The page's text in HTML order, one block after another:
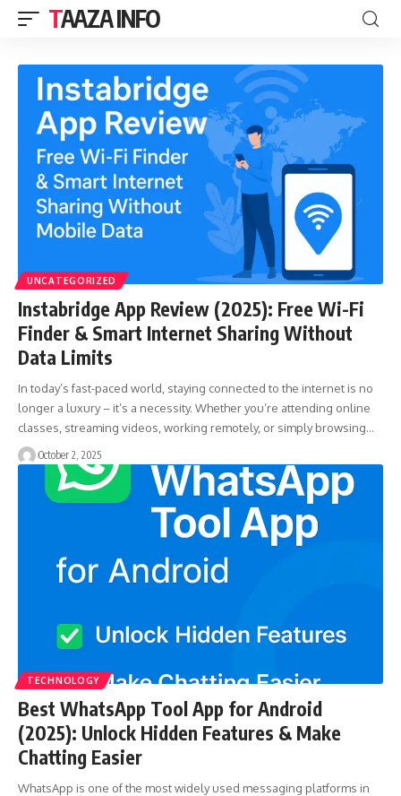
TAAZA INFO
UNCATEGORIZED
Instabridge App Review (2025): Free Wi-Fi
Finder & Smart Internet Sharing Without
Data Limits
In today’s fast-paced world, staying connected to the internet is no
longer a luxury – it’s a necessity. Whether you’re attending online
classes, streaming videos, working remotely, or simply browsing…
October 2, 2025
TECHNOLOGY
Best WhatsApp Tool App for Android
(2025): Unlock Hidden Features & Make
Chatting Easier
WhatsApp is one of the most widely used messaging platforms in